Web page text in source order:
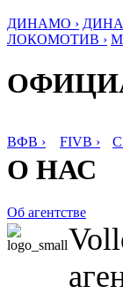
ДИНАМО ›
ЛОКОМОТИВ ›
ВФВ › FIVB ›
О НАС
Об агентстве